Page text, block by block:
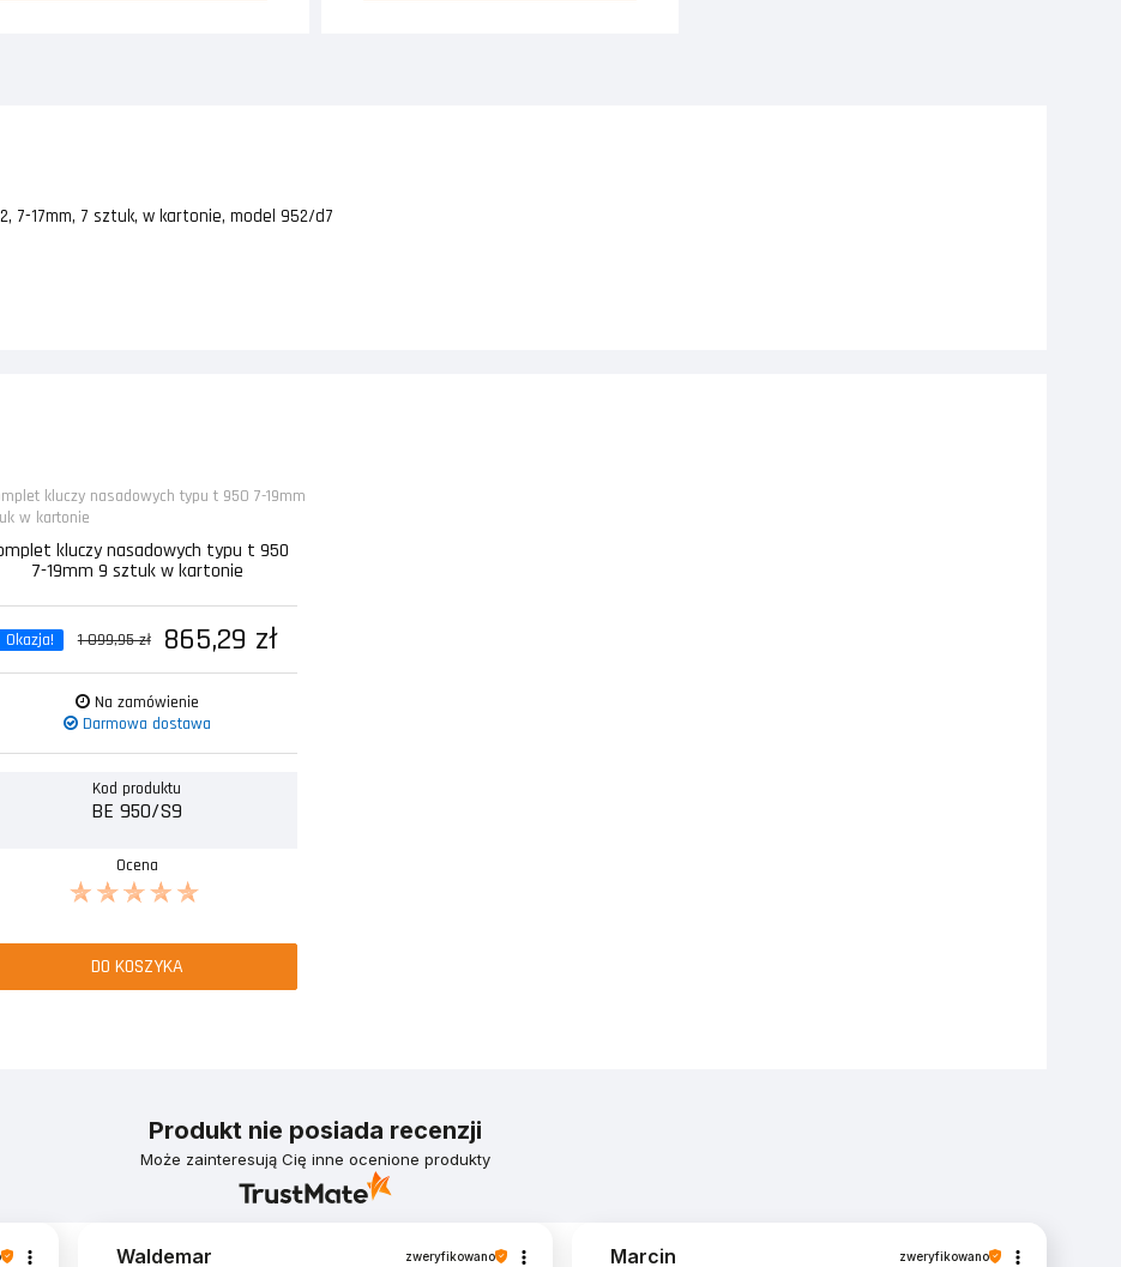
7-17mm, 7 sztuk, w kartonie, model 952/d7
kluczy nasadowych typu t 950
7-19mm 9 sztuk w kartonie
Okazja! 1 099,95 zł 865,29 zł
Na zamówienie
Darmowa dostawa
Kod produktu
BE 950/S9
Ocena
DO KOSZYKA
Produkt nie posiada recenzji
Może zainteresują Cię inne ocenione produkty
Waldemar zweryfikowano Marcin zweryfikowano